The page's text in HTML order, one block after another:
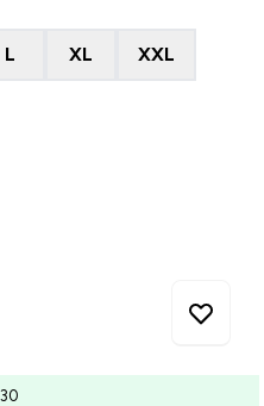
L XL XXL